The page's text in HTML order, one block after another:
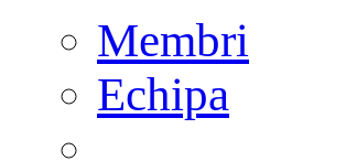
Membri
Echipa